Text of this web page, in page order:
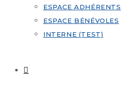
ESPACE ADHÉRENTS
ESPACE BÉNÉVOLES
INTERNE (TEST)